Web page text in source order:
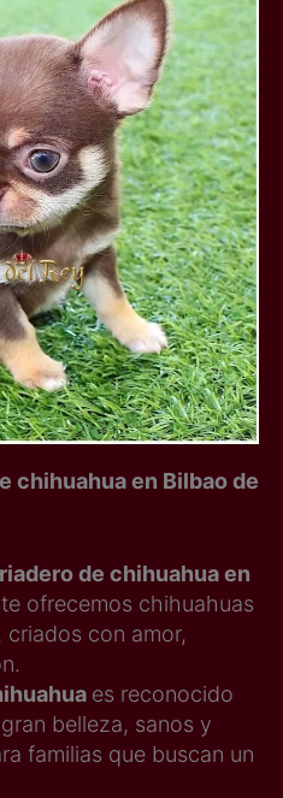
chihuahua en Bilbao de
de chihuahua en
ofrecemos chihuahuas
con amor,
es reconocido
belleza, sanos y
familias que buscan un